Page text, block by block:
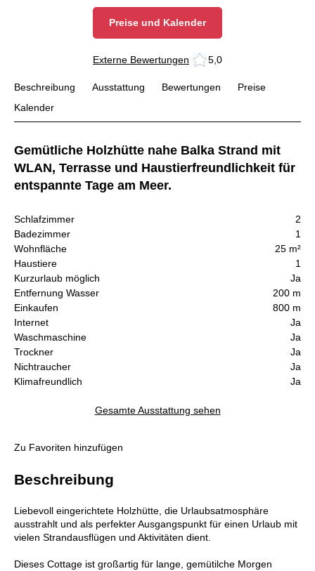
Preise und Kalender
Externe Bewertungen 5,0
Beschreibung Ausstattung Bewertungen
Preise
Kalender
Gemütliche Holzhütte nahe Balka Strand mit
WLAN, Terrasse und Haustierfreundlichkeit für
entspannte Tage am Meer.
Schlafzimmer
2
Badezimmer
1
Wohnfläche
25 m²
Haustiere
1
Kurzurlaub möglich
Ja
Entfernung Wasser
200 m
Einkaufen
800 m
Internet
Ja
Waschmaschine
Ja
Trockner
Ja
Nichtraucher
Ja
Klimafreundlich
Ja
Gesamte Ausstattung sehen
Zu Favoriten hinzufügen
Beschreibung
Liebevoll eingerichtete Holzhütte, die Urlaubsatmosphäre
ausstrahlt und als perfekter Ausgangspunkt für einen Urlaub mit
vielen Strandausflügen und Aktivitäten dient.
Dieses Cottage ist großartig für lange, gemütilche Morgen